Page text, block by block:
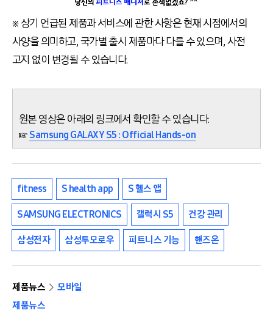
※ 상기 언급된 제품과 서비스에 관한 사항은 현재 시점에서의
사양을 의미하고, 국가별 출시 제품마다 다를 수 있으며, 사전
고지 없이 변경될 수 있습니다.
원본 영상은 아래의 링크에서 확인할 수 있습니다.
☞ Samsung GALAXY S5 : Official Hands-on
fitness S health app S 헬스 앱
SAMSUNG ELECTRONICS 갤럭시 S5 건강 관리
삼성전자 삼성투모로우 피트니스 기능 핸즈온
제품뉴스
모바일
제품뉴스